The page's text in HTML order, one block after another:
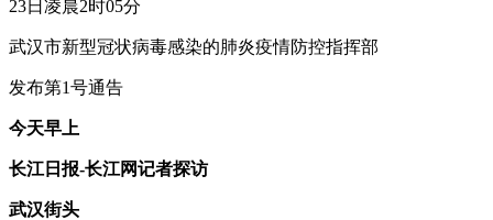
23日凌晨2时05分
武汉市新型冠状病毒感染的肺炎疫情防控指挥部
发布第1号通告
今天早上
长江日报-长江网记者探访
武汉街头